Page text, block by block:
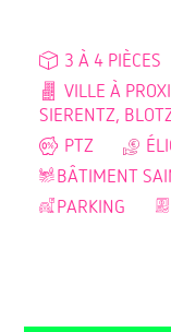
3 À 4 PIÈCES
VILLE À
SIERENTZ,
PTZ
BÂTIMENT
PARKING